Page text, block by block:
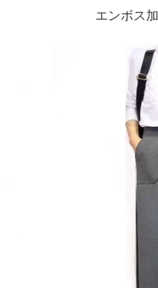
エンボス